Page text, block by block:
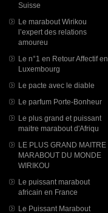
Suisse
Le marabout Wirikou
l’expert des relations
amoureu
Le n°1 en Retour Affectif en
Luxembourg
Le pacte avec le diable
Le parfum Porte-Bonheur
Le plus grand et puissant
maitre marabout d'Afriqu
LE PLUS GRAND MAITRE
MARABOUT DU MONDE
WIRIKOU
Le puissant marabout
africain en France
Le Puissant Marabout